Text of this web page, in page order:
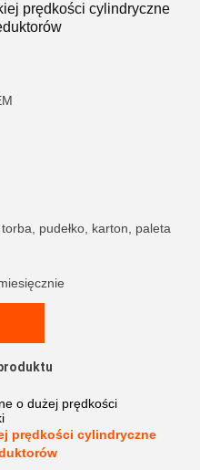
prędkości cylindryczne
pudełko, karton, paleta
o dużej prędkości
prędkości cylindryczne